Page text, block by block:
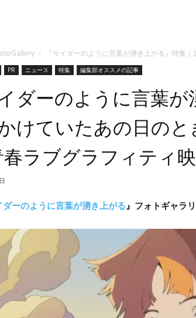
『サイダーのように言葉が湧き上がる』特集
PR ニュース 特集 編集部オススメの記事
イダーのように言葉が
けていたあの日のと
春ラブグラフィティ
ダーのように言葉が湧き上がる 』フォトギャラリ